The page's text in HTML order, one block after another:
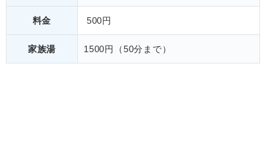
料金 500円
家族湯 1500円（50分まで）